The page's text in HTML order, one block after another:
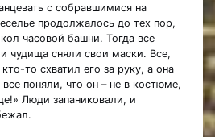
с собравшимися на
продолжалось до тех пор,
часовой башни. Тогда все
чудища сняли свои маски. Все,
то схватил его за руку, а она
все поняли, что он – не в костюме,
Люди запаниковали, и